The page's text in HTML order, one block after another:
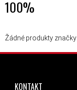
100%
Žádné produkty značky
ZÁPATÍ
KONTAKT